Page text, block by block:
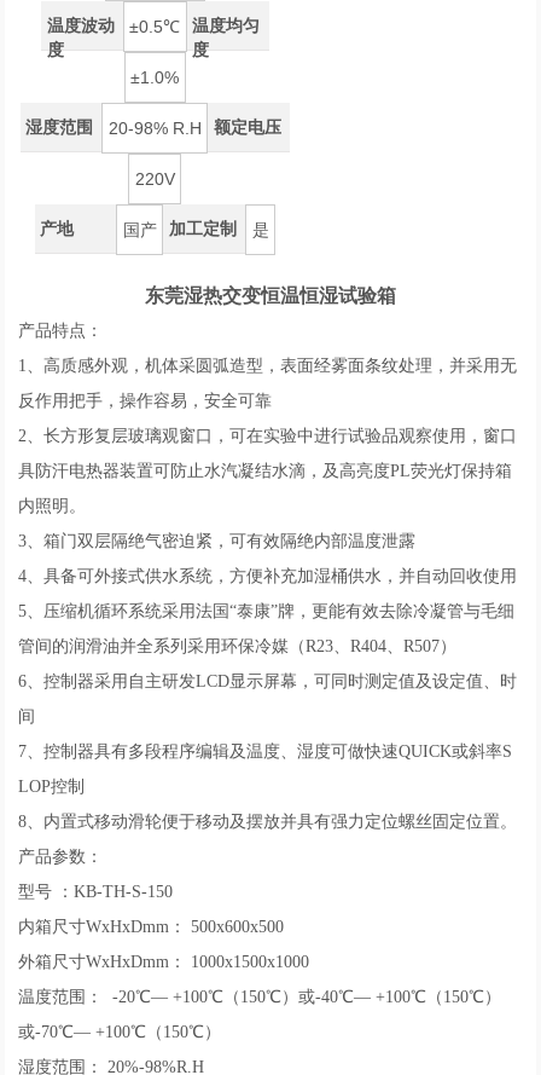
温度波动
度
±0.5℃
温度均匀
度
±1.0%
湿度范围 20-98% R.H 额定电压
220V
产地 国产 加工定制 是
东莞湿热交变恒温恒湿试验箱
产品特点：
1、高质感外观，机体采圆弧造型，表面经雾面条纹处理，并采用无
反作用把手，操作容易，安全可靠
2、长方形复层玻璃观窗口，可在实验中进行试验品观察使用，窗口
具防汗电热器装置可防止水汽凝结水滴，及高亮度PL荧光灯保持箱
内照明。
3、箱门双层隔绝气密迫紧，可有效隔绝内部温度泄露
4、具备可外接式供水系统，方便补充加湿桶供水，并自动回收使用
5、压缩机循环系统采用法国“泰康”牌，更能有效去除冷凝管与毛细
管间的润滑油并全系列采用环保冷媒（R23、R404、R507）
6、控制器采用自主研发LCD显示屏幕，可同时测定值及设定值、时
间
7、控制器具有多段程序编辑及温度、湿度可做快速QUICK或斜率S
LOP控制
8、内置式移动滑轮便于移动及摆放并具有强力定位螺丝固定位置。
产品参数：
型号 ：KB-TH-S-150
内箱尺寸WxHxDmm： 500x600x500
外箱尺寸WxHxDmm： 1000x1500x1000
温度范围： -20℃— +100℃（150℃）或-40℃— +100℃（150℃）
或-70℃— +100℃（150℃）
湿度范围： 20%-98%R.H